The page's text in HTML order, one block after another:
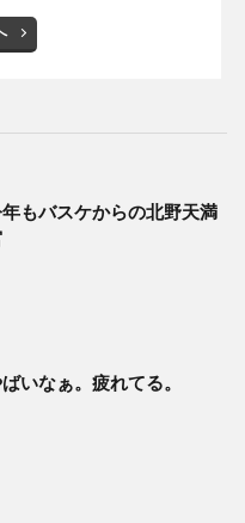
もバスケからの北野天満
いなぁ。疲れてる。